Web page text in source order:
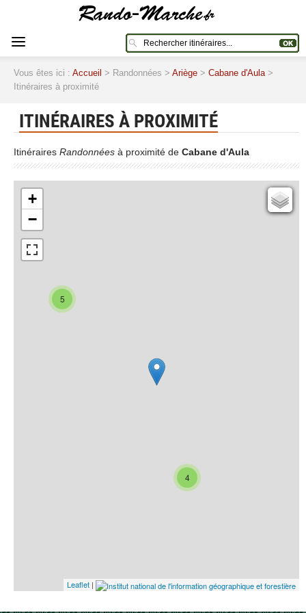
Vous êtes ici : Accueil > Randonnées > Ariège > Cabane d'Aula>
Itinéraires à proximité
ITINÉRAIRES À PROXIMITÉ
Itinéraires Randonnées à proximité de Cabane d'Aula
5
4
+
−
Leaflet |